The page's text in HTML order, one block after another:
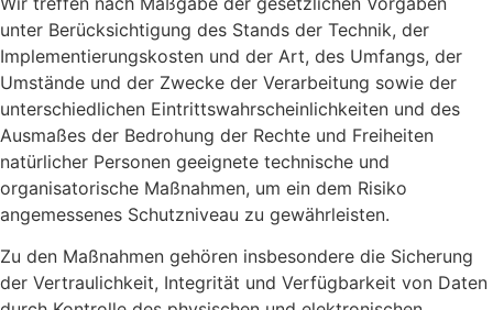
unter Berücksichtigung des Stands der Technik, der
Implementierungskosten und der Art, des Umfangs, der
Umstände und der Zwecke der Verarbeitung sowie der
unterschiedlichen Eintrittswahrscheinlichkeiten und des
Ausmaßes der Bedrohung der Rechte und Freiheiten
natürlicher Personen geeignete technische und
organisatorische Maßnahmen, um ein dem Risiko
angemessenes Schutzniveau zu gewährleisten.
Zu den Maßnahmen gehören insbesondere die Sicherung
der Vertraulichkeit, Integrität und Verfügbarkeit von Daten